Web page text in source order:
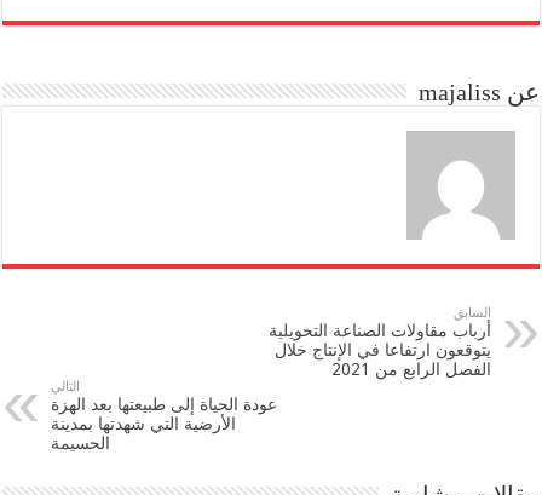
bo
to
n
ail
re
عن majaliss
السابق
أرباب مقاولات الصناعة التحويلية
يتوقعون ارتفاعا في الإنتاج خلال
الفصل الرابع من 2021
التالي
عودة الحياة إلى طبيعتها بعد الهزة
الأرضية التي شهدتها بمدينة
الحسيمة